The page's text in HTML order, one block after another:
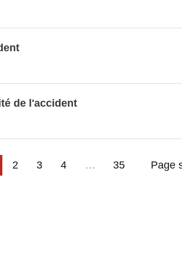
la révision de 1993)
de l'accident
2 3 4 … 35 Page